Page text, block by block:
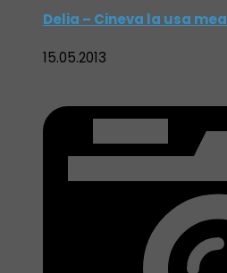
Delia – Cineva la usa mea
15.05.2013